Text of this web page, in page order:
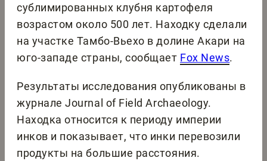
сублимированных клубня картофеля
возрастом около 500 лет. Находку сделали
на участке Тамбо-Вьехо в долине Акари на
юго-западе страны, сообщает Fox News.
Результаты исследования опубликованы в
журнале Journal of Field Archaeology.
Находка относится к периоду империи
инков и показывает, что инки перевозили
продукты на большие расстояния.